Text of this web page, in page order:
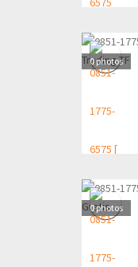
0photos
0photos